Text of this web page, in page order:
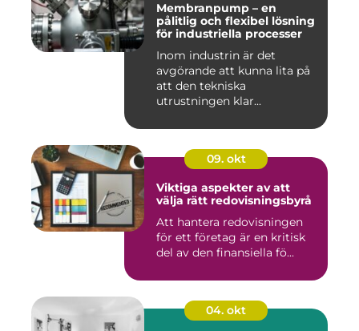
Membranpump – en
pålitlig och flexibel lösning
för industriella processer
Inom industrin är det
avgörande att kunna lita på
att den tekniska
utrustningen klar...
09. okt
Viktiga aspekter av att
välja rätt redovisningsbyrå
Att hantera redovisningen
för ett företag är en kritisk
del av den finansiella fö...
04. okt